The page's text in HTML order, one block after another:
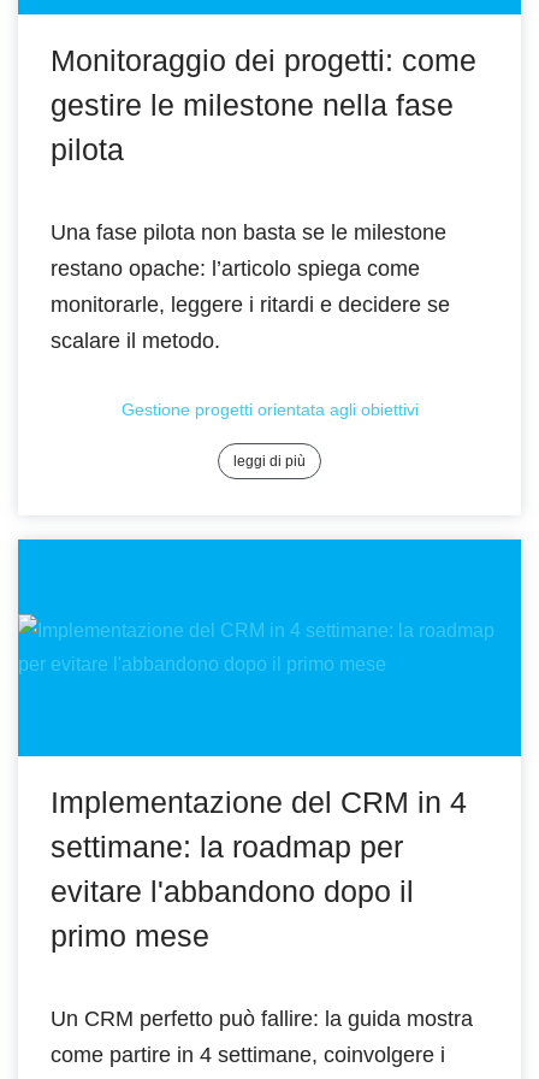
Monitoraggio dei progetti: come
gestire le milestone nella fase
pilota
Una fase pilota non basta se le milestone
restano opache: l’articolo spiega come
monitorarle, leggere i ritardi e decidere se
scalare il metodo.
leggi di più
Gestione progetti orientata agli obiettivi
Implementazione del CRM in 4
settimane: la roadmap per
evitare l'abbandono dopo il
primo mese
Un CRM perfetto può fallire: la guida mostra
come partire in 4 settimane, coinvolgere i